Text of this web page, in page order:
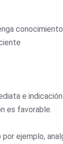
e
es favorable.
ejemplo,